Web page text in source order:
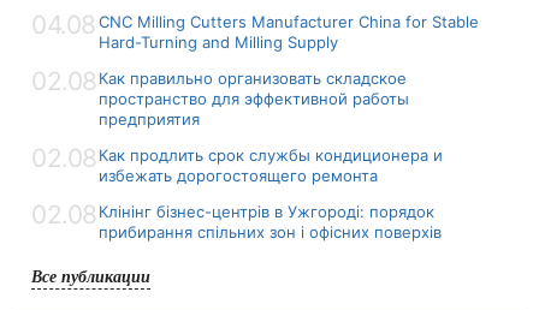
04.08 CNC Milling Cutters Manufacturer China for Stable
Hard-Turning and Milling Supply
02.08 Как правильно организовать складское
пространство для эффективной работы
предприятия
02.08 Как продлить срок службы кондиционера и
избежать дорогостоящего ремонта
02.08 Клінінг бізнес-центрів в Ужгороді: порядок
прибирання спільних зон і офісних поверхів
Все публикации